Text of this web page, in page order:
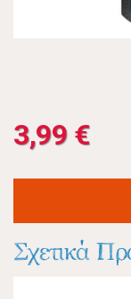
3,99 €
Σχετικά